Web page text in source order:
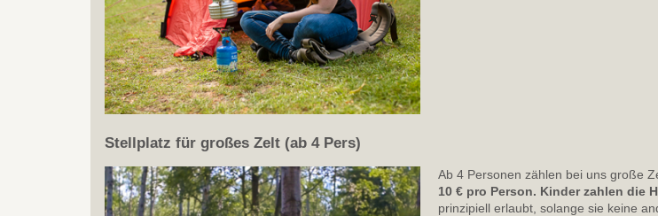
Stellplatz für großes Zelt (ab 4 Pers)
Ab 4 Personen zählen bei uns große
10 € pro Person. Kinder zahlen die
prinzipiell erlaubt, solange sie keine